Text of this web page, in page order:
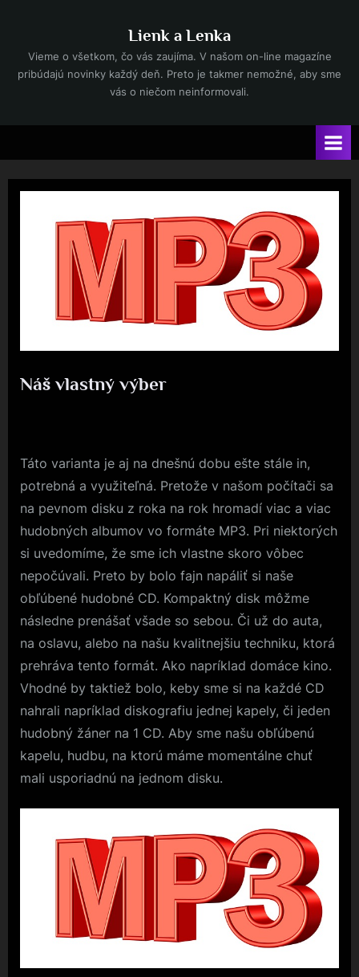
content
Lienk a Lenka
Vieme o všetkom, čo vás zaujíma. V našom on-line magazíne
pribúdajú novinky každý deň. Preto je takmer nemožné, aby sme
vás o niečom neinformovali.
Náš vlastný výber
Táto varianta je aj na dnešnú dobu ešte stále in,
potrebná a využiteľná. Pretože v našom počítači sa
na pevnom disku z roka na rok hromadí viac a viac
hudobných albumov vo formáte MP3. Pri niektorých
si uvedomíme, že sme ich vlastne skoro vôbec
nepočúvali. Preto by bolo fajn napáliť si naše
obľúbené hudobné CD. Kompaktný disk môžme
následne prenášať všade so sebou. Či už do auta,
na oslavu, alebo na našu kvalitnejšiu techniku, ktorá
prehráva tento formát. Ako napríklad domáce kino.
Vhodné by taktiež bolo, keby sme si na každé CD
nahrali napríklad diskografiu jednej kapely, či jeden
hudobný žáner na 1 CD. Aby sme našu obľúbenú
kapelu, hudbu, na ktorú máme momentálne chuť
mali usporiadnú na jednom disku.